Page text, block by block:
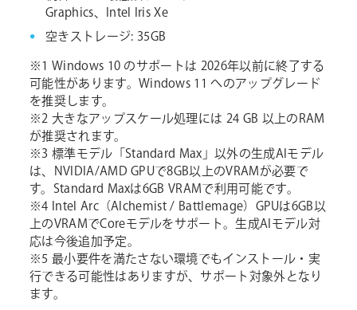
Graphics、Intel Iris Xe
空きストレージ: 35GB
※1 Windows 10 のサポートは 2026年以前に終了する
可能性があります。Windows 11 へのアップグレード
を推奨します。
※2 大きなアップスケール処理には 24 GB 以上のRAM
が推奨されます。
※3 標準モデル「Standard Max」以外の生成AIモデル
は、NVIDIA/AMD GPUで8GB以上のVRAMが必要で
す。Standard Maxは6GB VRAMで利用可能です。
※4 Intel Arc（Alchemist / Battlemage）GPUは6GB以
上のVRAMでCoreモデルをサポート。生成AIモデル対
応は今後追加予定。
※5 最小要件を満たさない環境でもインストール・実
行できる可能性はありますが、サポート対象外となり
ます。